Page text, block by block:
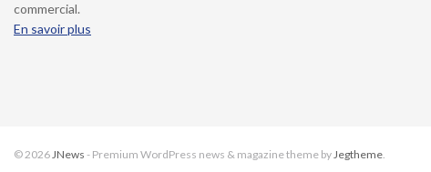
commercial.
En savoir plus
© 2026JNews - Premium WordPress news & magazine theme byJegtheme.